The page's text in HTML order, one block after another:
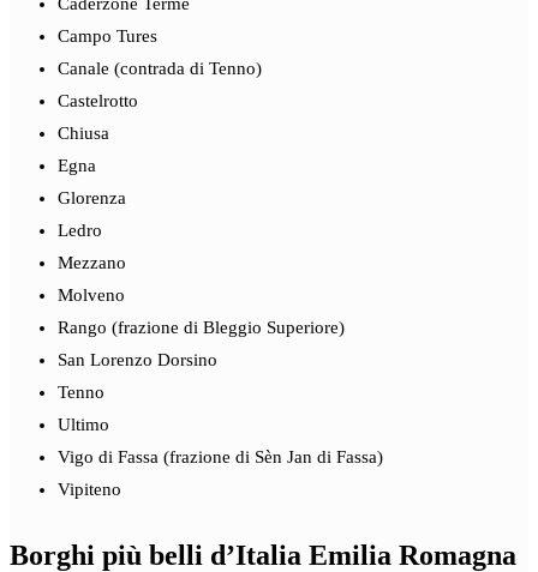
Campo Tures
Canale (contrada di Tenno)
Castelrotto
Chiusa
Egna
Glorenza
Ledro
Mezzano
Molveno
Rango (frazione di Bleggio Superiore)
San Lorenzo Dorsino
Tenno
Ultimo
Vigo di Fassa (frazione di Sèn Jan di Fassa)
Vipiteno
Borghi più belli d’Italia Emilia Romagna